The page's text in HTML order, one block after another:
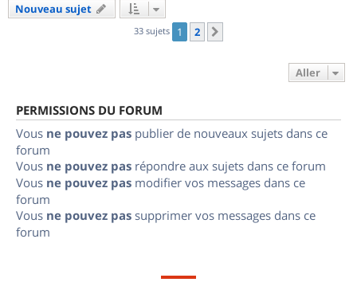
Nouveau sujet
33 sujets 1 2
Aller
PERMISSIONS DU FORUM
Vous ne pouvez pas publier de nouveaux sujets dans ce
forum
Vous ne pouvez pas répondre aux sujets dans ce forum
Vous ne pouvez pas modifier vos messages dans ce
forum
Vous ne pouvez pas supprimer vos messages dans ce
forum